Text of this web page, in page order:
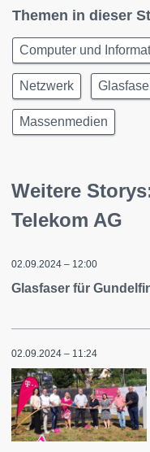
Themen in dieser
Computer und
Netzwerk
Massenmedien
Weitere
Telekom AG
02.09.2024 – 12:00
Glasfaser für
02.09.2024 – 11:24